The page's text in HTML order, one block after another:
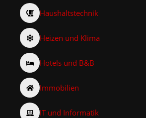
Haushaltstechnik
Heizen und Klima
Hotels und B&B
Immobilien
IT und Informatik